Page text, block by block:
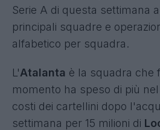
Serie A di questa settimana
principali squadre e
alfabetico per squadra.
L'Atalanta è la squadra che
momento ha speso di più
costi dei cartellini dopo
settimana per 15 milioni di